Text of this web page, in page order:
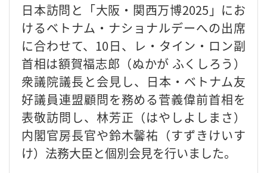
日本訪問と「大阪・関西万博2025」にお
けるベトナム・ナショナルデーへの出席
に合わせて、10日、レ・タイン・ロン副
首相は額賀福志郎（ぬかが ふくしろう）
衆議院議長と会見し、日本・ベトナム友
好議員連盟顧問を務める菅義偉前首相を
表敬訪問し、林芳正（はやしよしまさ）
内閣官房長官や鈴木馨祐（すずきけいす
け）法務大臣と個別会見を行いました。